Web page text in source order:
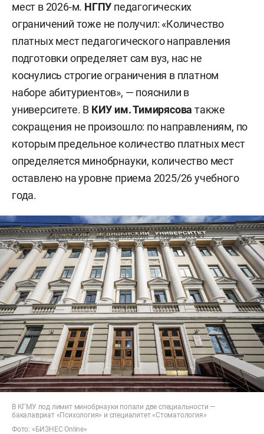
мест в 2026-м. НГПУ педагогических
ограничений тоже не получил: «Количество
платных мест педагогического направления
подготовки определяет сам вуз, нас не
коснулись строгие ограничения в платном
наборе абитуриентов», — пояснили в
университете. В КИУ им. Тимирясова также
сокращения не произошло: по направлениям, по
которым предельное количество платных мест
определяется минобрнауки, количество мест
оставлено на уровне приема 2025/26 учебного
года.
В КГМУ под лимит минобрнауки попали две специальности —
бакалавриат «Психология» и специалитет «Стоматология»
Фото: «БИЗНЕС Online»